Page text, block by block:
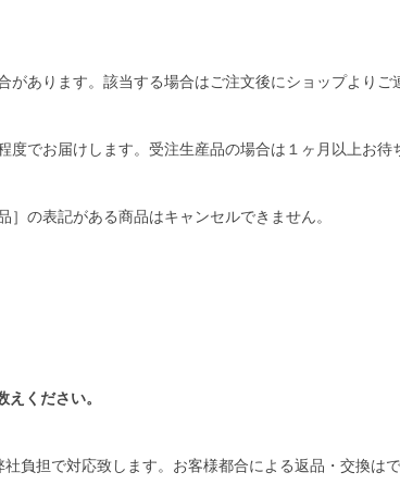
あります。該当する場合はご注文後にショップよりご
でお届けします。受注生産品の場合は１ヶ月以上お待
の表記がある商品はキャンセルできません。
ください。
負担で対応致します。お客様都合による返品・交換はで